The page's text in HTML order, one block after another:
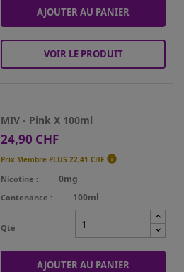
AJOUTER AU PANIER
VOIR LE PRODUIT
MIV - Pink X 100ml
Prix
24,90 CHF
Prix Membre PLUS22,41 CHF 
Nicotine 0mg
Contenance 100ml
Qté
AJOUTER AU PANIER